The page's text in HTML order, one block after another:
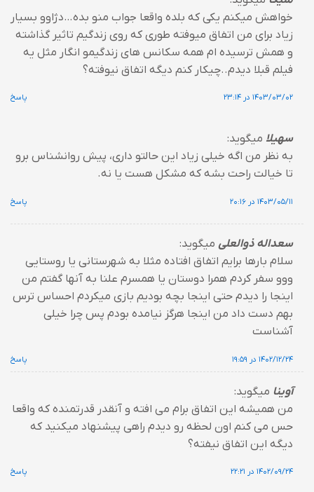
خواهش میکنم یکی که بلده واقعا جواب منو بده…دژاوو بسیار
زیاد برای من اتفاق میوفته طوری که روی زندگیم تاثیر گذاشته
و همش ترسیده ام همه سکانس های زندگیمو انگار مثل یه
فیلم قبلا دیدم..چیکار کنم دیگه اتفاق نیوفته؟
۱۴۰۳/۰۳/۰۲ در ۲۳:۱۴ پاسخ
سهیلا میگوید:
به نظر من اگه خیلی زیاد این حالتو داری، پیش روانشناس برو
تا خیالت راحت بشه که مشکل هست یا نه.
۱۴۰۳/۰۵/۱۱ در ۲۰:۱۶ پاسخ
سعداله ذوالعلی میگوید:
سلام بارها برایم اتفاق افتاده مثلا به شهرستانی یا روستایی
ووو سفر کردم همرا دوستان یا همسرم علنا به آنها گفتم من
اینجا را دیدم حتی اینجا بچه بودیم بازی میکردم احساس ترس
بهم دست داد من اینجا هرگز نیامده بودم پس چرا خیلی
آشناست
۱۴۰۲/۱۲/۲۴ در ۱۹:۵۹ پاسخ
آوینا میگوید:
من همیشه این اتفاق برام می افته و آنقدر قدرتمنده که واقعا
حس می کنم اون لحظه رو دیدم راهی پیشنهاد میکنید که
دیگه این اتفاق نیفته؟
۱۴۰۲/۰۹/۲۴ در ۲۲:۲۱ پاسخ